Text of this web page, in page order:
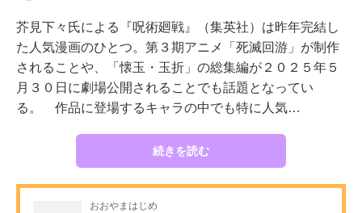
芥見下々氏による『呪術廻戦』（集英社）は昨年完結し
た人気漫画のひとつ。第３期アニメ「死滅回游」が制作
されることや、「懐玉・玉折」の総集編が２０２５年５
月３０日に劇場公開されることでも話題となってい
る。 作品に登場するキャラの中でも特に人気…
続きを読む
おおやまはじめ